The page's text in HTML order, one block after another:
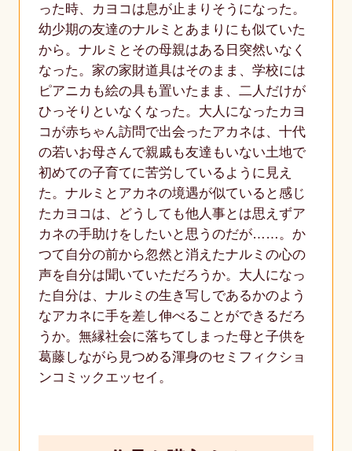
った時、カヨコは息が止まりそうになった。
幼少期の友達のナルミとあまりにも似ていた
から。ナルミとその母親はある日突然いなく
なった。家の家財道具はそのまま、学校には
ピアニカも絵の具も置いたまま、二人だけが
ひっそりといなくなった。大人になったカヨ
コが赤ちゃん訪問で出会ったアカネは、十代
の若いお母さんで親戚も友達もいない土地で
初めての子育てに苦労しているように見え
た。ナルミとアカネの境遇が似ていると感じ
たカヨコは、どうしても他人事とは思えずア
カネの手助けをしたいと思うのだが……。か
つて自分の前から忽然と消えたナルミの心の
声を自分は聞いていただろうか。大人になっ
た自分は、ナルミの生き写しであるかのよう
なアカネに手を差し伸べることができるだろ
うか。無縁社会に落ちてしまった母と子供を
葛藤しながら見つめる渾身のセミフィクショ
ンコミックエッセイ。